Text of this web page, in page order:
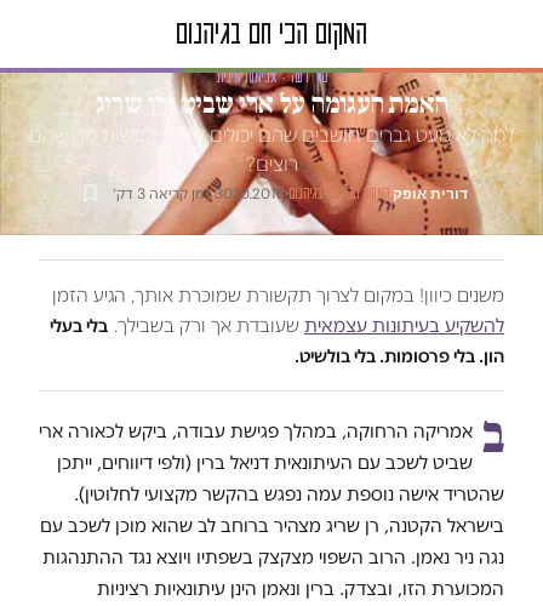
טור דעה · אלימות מינית
האמת העגומה על ארי שביט ורן שריג
למה לא מעט גברים חושבים שהם יכולים להגיד ולעשות מה שהם
רוצים?
דורית אופק·המקום הכי חם בגיהנום·
30.10.2016
·זמן קריאה 3 דק׳
משנים כיוון! במקום לצרוך תקשורת שמוכרת אותך, הגיע הזמן
להשקיע בעיתונות עצמאיתשעובדת אך ורק בשבילך. בלי בעלי
הון. בלי פרסומות. בלי בולשיט.
אמריקה הרחוקה, במהלך פגישת עבודה, ביקש לכאורה ארי
שביט לשכב עם העיתונאית דניאל ברין (ולפי דיווחים, ייתכן
שהטריד אישה נוספת עמה נפגש בהקשר מקצועי לחלוטין).
בישראל הקטנה, רן שריג מצהיר ברוחב לב שהוא מוכן לשכב עם
נגה ניר נאמן. הרוב השפוי מצקצק בשפתיו ויוצא נגד ההתנהגות
המכוערת הזו, ובצדק. ברין ונאמן הינן עיתונאיות רציניות